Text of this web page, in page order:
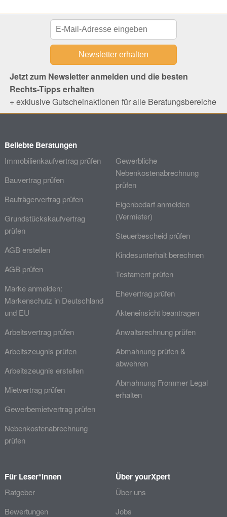
Jetzt zum Newsletter anmelden und die besten
Rechts-Tipps erhalten
+ exklusive Gutscheinaktionen für alle Beratungsbereiche
Beliebte Beratungen
Immobilienkaufvertrag prüfen
Bauvertrag prüfen
Bauträgervertrag prüfen
Grundstückskaufvertrag
prüfen
AGB erstellen
AGB prüfen
Marke anmelden:
Markenschutz in Deutschland
und EU
Arbeitsvertrag prüfen
Arbeitszeugnis prüfen
Arbeitszeugnis erstellen
Mietvertrag prüfen
Gewerbemietvertrag prüfen
Nebenkostenabrechnung
prüfen
Gewerbliche
Nebenkostenabrechnung
prüfen
Eigenbedarf anmelden
(Vermieter)
Steuerbescheid prüfen
Kindesunterhalt berechnen
Testament prüfen
Ehevertrag prüfen
Akteneinsicht beantragen
Anwaltsrechnung prüfen
Abmahnung prüfen &
abwehren
Abmahnung Frommer Legal
erhalten
Für Leser*innen
Ratgeber
Bewertungen
Über yourXpert
Über uns
Jobs